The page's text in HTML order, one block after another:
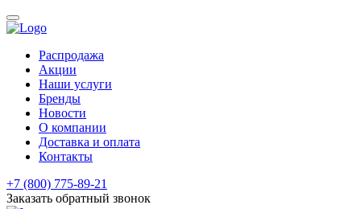
Распродажа
Акции
Наши услуги
Бренды
Новости
О компании
Доставка и оплата
Контакты
+7 (800) 775-89-21
Заказать обратный звонок